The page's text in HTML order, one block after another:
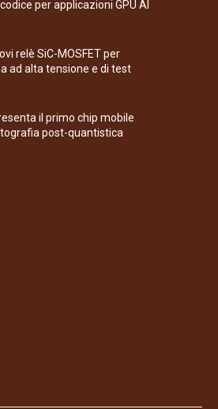
per applicazioni GPU AI
relè SiC-MOSFET per
ad alta tensione e di test
il primo chip mobile
post-quantistica